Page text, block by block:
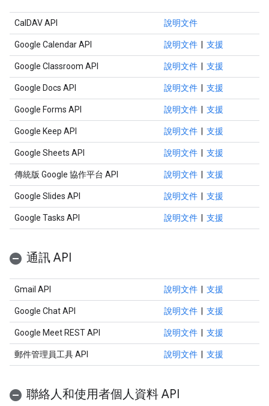
CalDAV API 說明文件
Google Calendar API 說明文件 支援
Google Classroom API 說明文件 支援
Google Docs API 說明文件 支援
Google Forms API 說明文件 支援
Google Keep API 說明文件 支援
Google Sheets API 說明文件 支援
傳統版 Google 協作平台 API 說明文件 支援
Google Slides API 說明文件 支援
Google Tasks API 說明文件 支援
通訊 API
Gmail API 說明文件 支援
Google Chat API 說明文件 支援
Google Meet REST API 說明文件 支援
郵件管理員工具 API 說明文件 支援
聯絡人和使用者個人資料 API